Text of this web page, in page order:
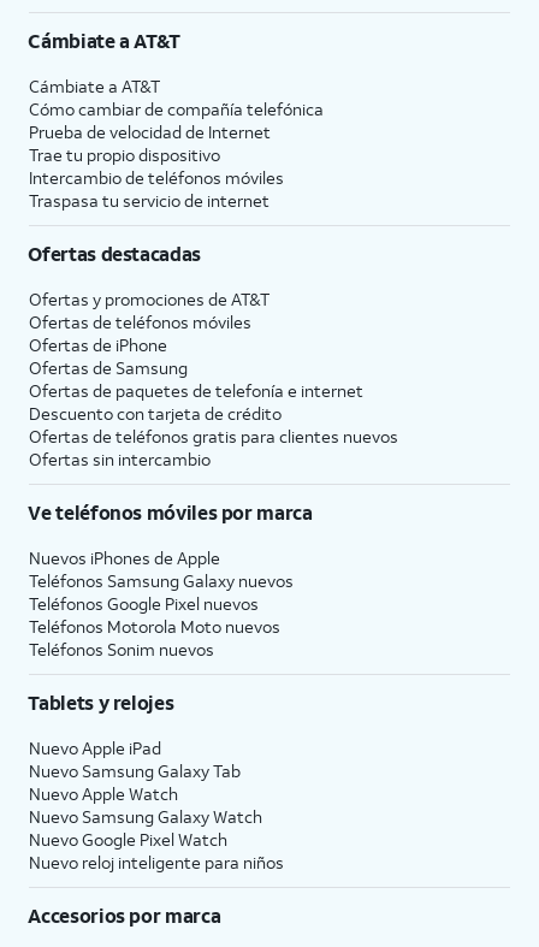
Cámbiate aAT&T
Cámbiate a AT&T
Cómo cambiar de compañía telefónica
Prueba de velocidad de Internet
Trae tu propio dispositivo
Intercambio de teléfonos móviles
Traspasa tu servicio de internet
Ofertas destacadas
Ofertas y promociones de AT&T
Ofertas de teléfonos móviles
Ofertas de iPhone
Ofertas de Samsung
Ofertas de paquetes de telefonía e internet
Descuento con tarjeta de crédito
Ofertas de teléfonos gratis para clientes nuevos
Ofertas sin intercambio
Ve teléfonos móviles por marca
Nuevos iPhones de Apple
Teléfonos Samsung Galaxy nuevos
Teléfonos Google Pixel nuevos
Teléfonos Motorola Moto nuevos
Teléfonos Sonim nuevos
Tablets y relojes
Nuevo Apple iPad
Nuevo Samsung Galaxy Tab
Nuevo Apple Watch
Nuevo Samsung Galaxy Watch
Nuevo Google Pixel Watch
Nuevo reloj inteligente para niños
Accesorios por marca